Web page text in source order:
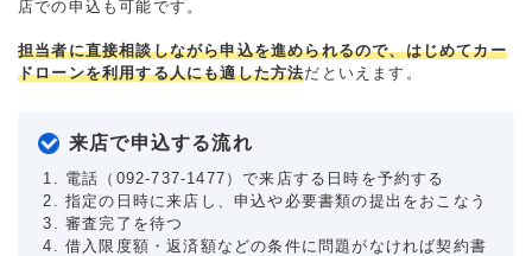
店での申込も可能です。
担当者に直接相談しながら申込を進められるので、はじめてカー
ドローンを利用する人にも適した方法だといえます。
来店で申込する流れ
電話（092-737-1477）で来店する日時を予約する
指定の日時に来店し、申込や必要書類の提出をおこなう
審査完了を待つ
借入限度額・返済額などの条件に問題がなければ契約書